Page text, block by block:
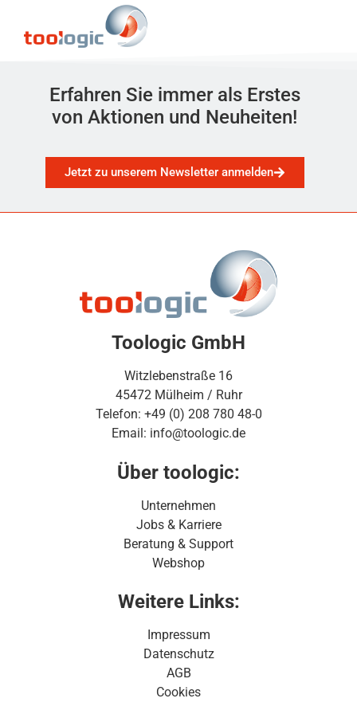
Erfahren Sie immer als Erstes
von Aktionen und Neuheiten!
Jetzt zu unserem Newsletter anmelden
Toologic GmbH
Witzlebenstraße 16
45472 Mülheim / Ruhr
Telefon: +49 (0) 208 780 48-0
Email: info@toologic.de
Über toologic:
Unternehmen
Jobs & Karriere
Beratung & Support
Webshop
Weitere Links:
Impressum
Datenschutz
AGB
Cookies